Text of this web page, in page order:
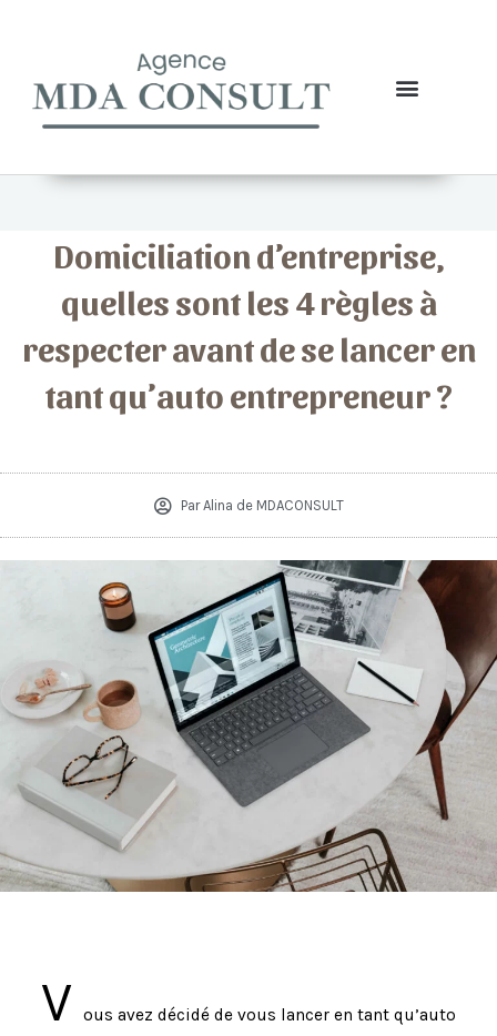
Domiciliation d’entreprise,
quelles sont les 4 règles à
respecter avant de se lancer en
tant qu’auto entrepreneur ?
ParAlina de MDACONSULT
V
ous avez décidé de vous lancer en tant qu’auto